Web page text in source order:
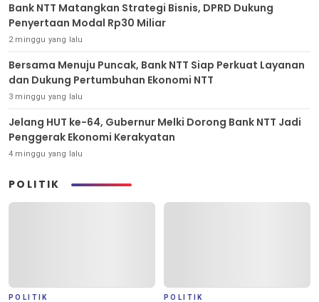
Bank NTT Matangkan Strategi Bisnis, DPRD Dukung
Penyertaan Modal Rp30 Miliar
2 minggu yang lalu
Bersama Menuju Puncak, Bank NTT Siap Perkuat Layanan
dan Dukung Pertumbuhan Ekonomi NTT
3 minggu yang lalu
Jelang HUT ke-64, Gubernur Melki Dorong Bank NTT Jadi
Penggerak Ekonomi Kerakyatan
4 minggu yang lalu
POLITIK
POLITIK POLITIK